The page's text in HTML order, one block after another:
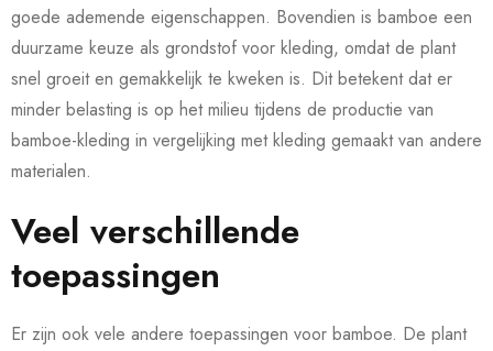
goede ademende eigenschappen. Bovendien is bamboe een
duurzame keuze als grondstof voor kleding, omdat de plant
snel groeit en gemakkelijk te kweken is. Dit betekent dat er
minder belasting is op het milieu tijdens de productie van
bamboe-kleding in vergelijking met kleding gemaakt van andere
materialen.
Veel verschillende
toepassingen
Er zijn ook vele andere toepassingen voor bamboe. De plant